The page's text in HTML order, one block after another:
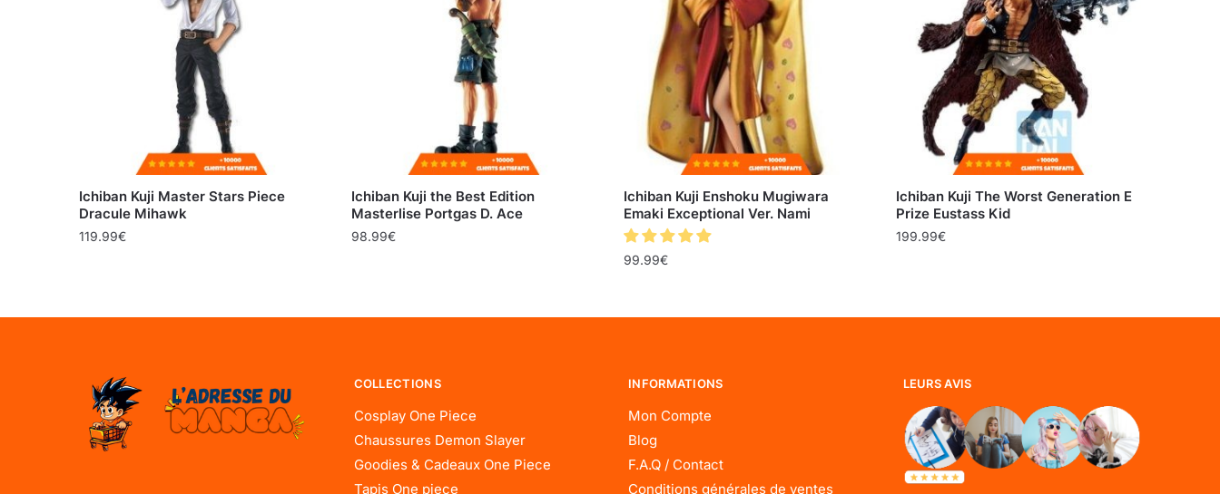
Ichiban Kuji Master Stars Piece
Dracule Mihawk
119.99€
Ichiban Kuji the Best Edition
Masterlise Portgas D. Ace
98.99€
Ichiban Kuji Enshoku Mugiwara
Emaki Exceptional Ver. Nami
99.99€
Ichiban Kuji The Worst Generation E
Prize Eustass Kid
199.99€
COLLECTIONS
Cosplay One Piece
Chaussures Demon Slayer
Goodies & Cadeaux One Piece
Tapis One piece
INFORMATIONS
Mon Compte
Blog
F.A.Q / Contact
Conditions générales de ventes
LEURS AVIS